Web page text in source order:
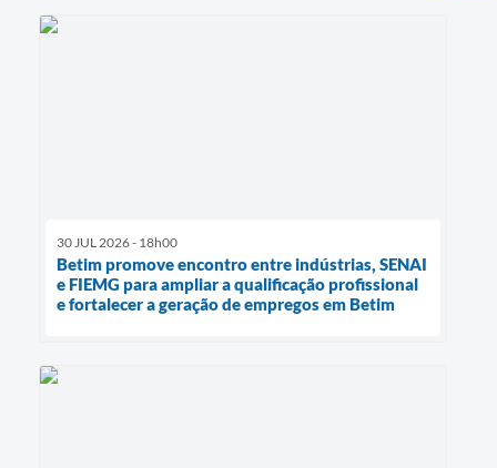
30 JUL 2026 - 18h00
Betim promove encontro entre indústrias, SENAI
e FIEMG para ampliar a qualificação profissional
e fortalecer a geração de empregos em Betim